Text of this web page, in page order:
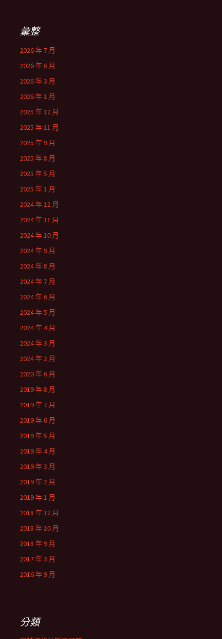
彙整
2026 年 7 月
2026 年 6 月
2026 年 3 月
2026 年 1 月
2025 年 12 月
2025 年 11 月
2025 年 9 月
2025 年 8 月
2025 年 5 月
2025 年 1 月
2024 年 12 月
2024 年 11 月
2024 年 10 月
2024 年 9 月
2024 年 8 月
2024 年 7 月
2024 年 6 月
2024 年 5 月
2024 年 4 月
2024 年 3 月
2024 年 2 月
2020 年 6 月
2019 年 8 月
2019 年 7 月
2019 年 6 月
2019 年 5 月
2019 年 4 月
2019 年 3 月
2019 年 2 月
2019 年 1 月
2018 年 12 月
2018 年 10 月
2018 年 9 月
2017 年 3 月
2016 年 9 月
分類